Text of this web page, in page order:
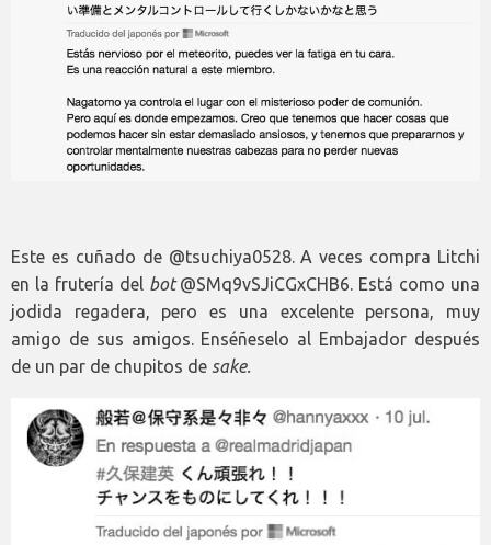
Este es cuñado de @tsuchiya0528. A veces compra Litchi
en la frutería del bot@SMq9vSJiCGxCHB6. Está como una
jodida regadera, pero es una excelente persona, muy
amigo de sus amigos. Enséñeselo al Embajador después
de un par de chupitos de sake.